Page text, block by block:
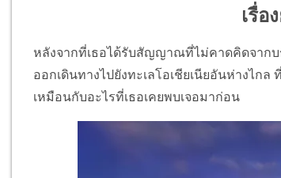
เรื่อ
หลังจากที่เธอได้รับสัญญาณที่ไม่คาดคิดจากบ
ออกเดินทางไปยังทะเลโอเชียเนียอันห่างไก
เหมือนกับอะไรที่เธอเคยพบเจอมาก่อน